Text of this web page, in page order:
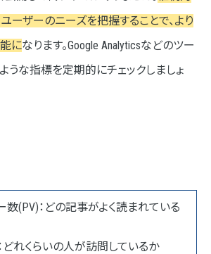
ーザーのニーズを把握することで、より
になります。Google Analyticsなどのツー
うな指標を定期的にチェックしましょ
数(PV)：どの記事がよく読まれている
どれくらいの人が訪問しているか